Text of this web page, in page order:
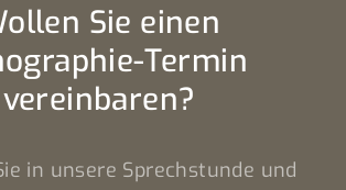
Sie einen
Termin
vereinbaren?
in unsere Sprechstunde und